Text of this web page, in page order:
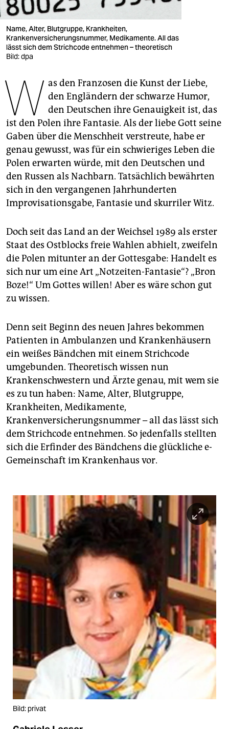
veranstaltungen
shop
fragen & hilfe
abo
genossenschaft
epaper login
Name, Alter, Blutgruppe, Krankheiten,
Krankenversicherungsnummer, Medikamente. All das
lässt sich dem Strichcode entnehmen – theoretisch
Bild: dpa
W as den Franzosen die Kunst der Liebe,
den Engländern der schwarze Humor,
den Deutschen ihre Genauigkeit ist, das
ist den Polen ihre Fantasie. Als der liebe Gott seine
Gaben über die Menschheit verstreute, habe er
genau gewusst, was für ein schwieriges Leben die
Polen erwarten würde, mit den Deutschen und
den Russen als Nachbarn. Tatsächlich bewährten
sich in den vergangenen Jahrhunderten
Improvisationsgabe, Fantasie und skurriler Witz.
Doch seit das Land an der Weichsel 1989 als erster
Staat des Ostblocks freie Wahlen abhielt, zweifeln
die Polen mitunter an der Gottesgabe: Handelt es
sich nur um eine Art „Notzeiten-Fantasie“? „Bron
Boze!“ Um Gottes willen! Aber es wäre schon gut
zu wissen.
Denn seit Beginn des neuen Jahres bekommen
Patienten in Ambulanzen und Krankenhäusern
ein weißes Bändchen mit einem Strichcode
umgebunden. Theoretisch wissen nun
Krankenschwestern und Ärzte genau, mit wem sie
es zu tun haben: Name, Alter, Blutgruppe,
Krankheiten, Medikamente,
Krankenversicherungsnummer – all das lässt sich
dem Strichcode entnehmen. So jedenfalls stellten
sich die Erfinder des Bändchens die glückliche e-
Gemeinschaft im Krankenhaus vor.
Bild: privat